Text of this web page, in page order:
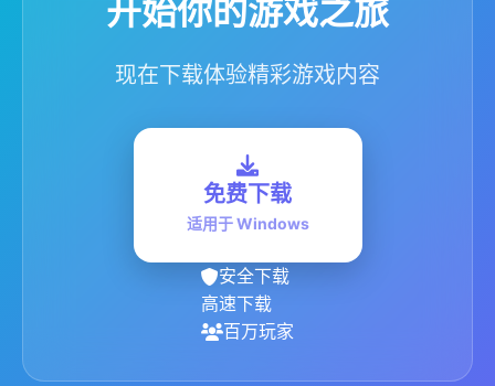
开始你的游戏之旅
现在下载体验精彩游戏内容
免费下载
适用于 Windows
安全下载
高速下载
百万玩家